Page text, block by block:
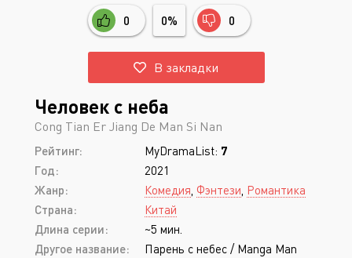
0 0% 0
В закладки
Человек с неба
Cong Tian Er Jiang De Man Si Nan
Рейтинг: MyDramaList: 7
Год:
2021
Жанр:
Комедия Фэнтези Романтика
Страна:
Китай
Длина серии:
~5 мин.
Другое название:
Парень с небес / Manga Man